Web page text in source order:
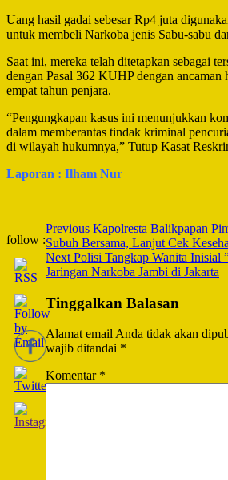
Uang hasil gadai sebesar Rp4 juta
untuk membeli Narkoba jenis Sabu-sabu
Saat ini, mereka telah ditetapkan sebagai
dengan Pasal 362 KUHP dengan ancaman
empat tahun penjara.
“Pengungkapan kasus ini menunjukkan
dalam memberantas tindak kriminal
di wilayah hukumnya,” Tutup Kasat
Laporan : Ilham Nur
follow :
Post
Navigation
Previous Kapolresta Balikpapan
Subuh Bersama, Lanjut Cek
Next Polisi Tangkap Wanita Inisial
Jaringan Narkoba Jambi di Jakarta
Tinggalkan Balasan
Alamat email Anda tidak akan
wajib ditandai *
Komentar *